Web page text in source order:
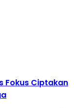
Fokus Ciptakan